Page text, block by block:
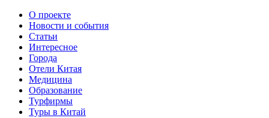
О проекте
Новости и события
Статьи
Интересное
Города
Отели Китая
Медицина
Образование
Турфирмы
Туры в Китай